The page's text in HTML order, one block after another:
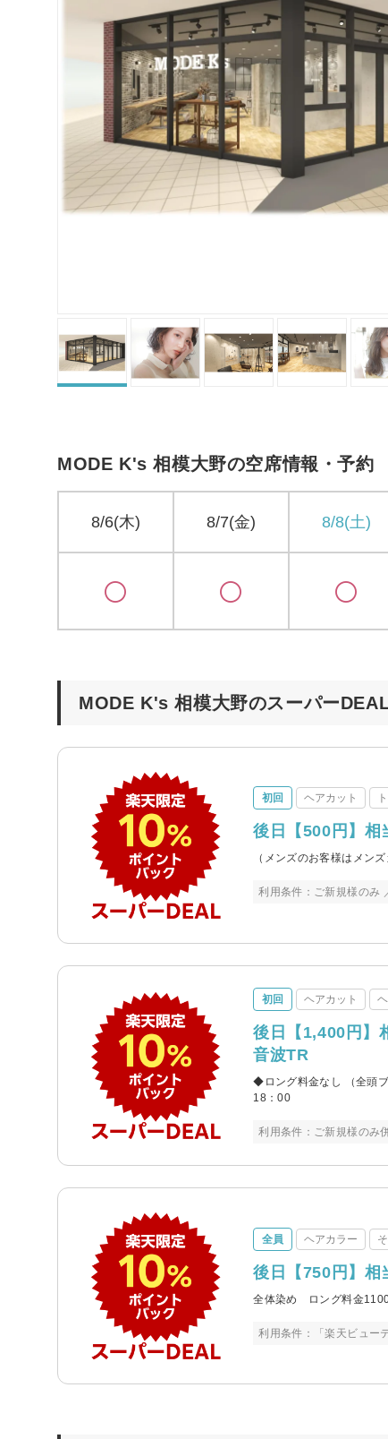
MODE K's 相模大野の空席情報・予約
8/6(木) 8/7(金) 8/8(土)
MODE K's 相模大野のスーパー
初回 ヘアカット
後日【500円】相
（メンズのお客様はメン
利用条件：ご新規様のみ
初回 ヘアカット
後日【1,400円】
音波TR
◆ロング料金なし （全頭
18：00
利用条件：ご新規様のみ
全員 ヘアカラー
後日【750円】相
全体染め ロング料金
利用条件：「楽天ビュー